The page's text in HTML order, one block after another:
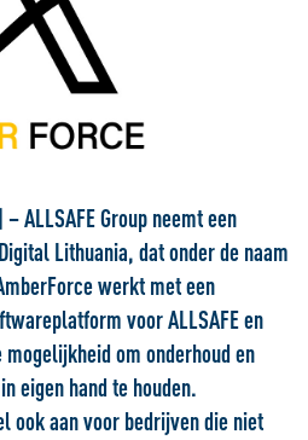
ALLSAFE Group neemt een
Lithuania, dat onder de naam
werkt met een
voor ALLSAFE en
mogelijkheid om onderhoud en
eigen hand te houden.
ook aan voor bedrijven die niet